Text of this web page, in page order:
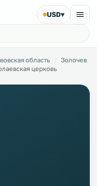
USD▾
область
Золочев
церковь